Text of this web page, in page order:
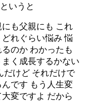
いうと
も父親にも これ
れぐらい悩み 悩
のか わかったも
く成長するかない
だけど それだけで
です もう人生変
変ですよ だから